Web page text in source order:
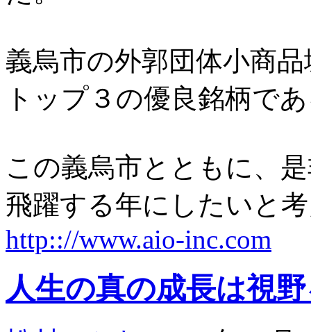
義烏市の外郭団体小商
トップ３の優良銘柄で
この義烏市とともに、
飛躍する年にしたいと
http:://www.aio-inc.com
人生の真の成長は視